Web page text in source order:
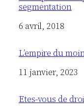
segmentation
Date
6 avril, 2018
L’empire du
Date
11 janvier, 2023
Etes-vous de